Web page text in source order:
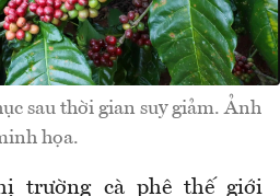
sau thời gian suy giảm. Ảnh
họa.
trường cà phê thế giới